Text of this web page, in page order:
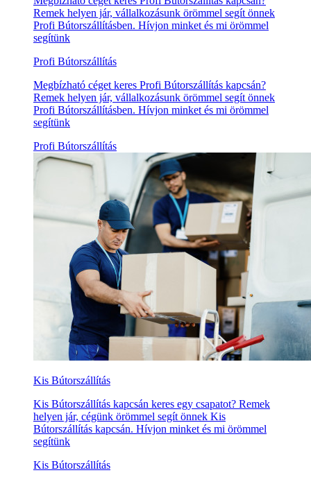
Remek helyen jár, vállalkozásunk örömmel segít önnek
Profi Bútorszállításben. Hívjon minket és mi örömmel
segítünk
Profi Bútorszállítás
Megbízható céget keres Profi Bútorszállítás kapcsán?
Remek helyen jár, vállalkozásunk örömmel segít önnek
Profi Bútorszállításben. Hívjon minket és mi örömmel
segítünk
Profi Bútorszállítás
Kis Bútorszállítás
Kis Bútorszállítás kapcsán keres egy csapatot? Remek
helyen jár, cégünk örömmel segít önnek Kis
Bútorszállítás kapcsán. Hívjon minket és mi örömmel
segítünk
Kis Bútorszállítás